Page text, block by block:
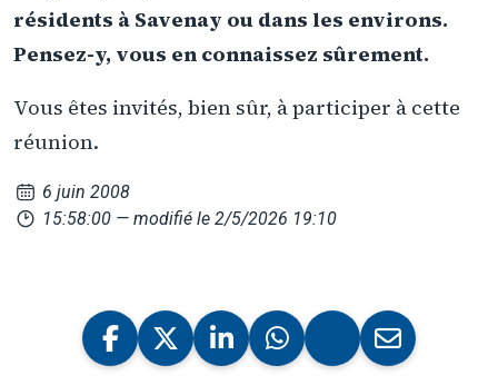
résidents à Savenay ou dans les environs.
Pensez-y, vous en connaissez sûrement.
Vous êtes invités, bien sûr, à participer à cette
réunion.
6 juin 2008
15:58:00 — modifié le 2/5/2026 19:10